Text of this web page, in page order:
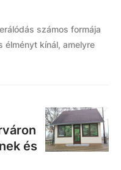
számos formája
élményt kínál, amelyre
és